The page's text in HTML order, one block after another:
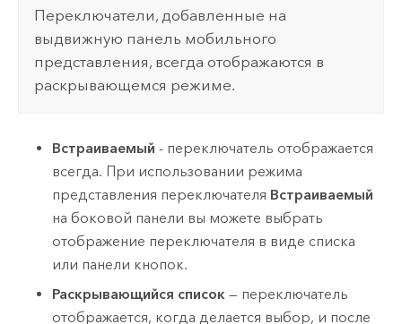
Переключатели, добавленные на
выдвижную панель мобильного
представления, всегда отображаются в
раскрывающемся режиме.
Встраиваемый - переключатель отображается
всегда. При использовании режима
представления переключателя Встраиваемый
на боковой панели вы можете выбрать
отображение переключателя в виде списка
или панели кнопок.
Раскрывающийся список — переключатель
отображается, когда делается выбор, и после